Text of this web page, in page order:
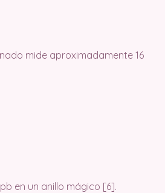
mide aproximadamente 16
en un anillo mágico [6].